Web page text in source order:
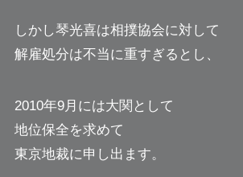
しかし琴光喜は相撲協会に対して
解雇処分は不当に重すぎるとし、
2010年9月には大関として
地位保全を求めて
東京地裁に申し出ます。